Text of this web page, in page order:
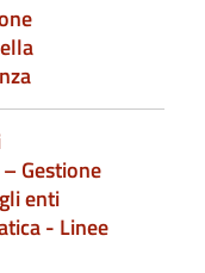
Gestione
enti
- Linee